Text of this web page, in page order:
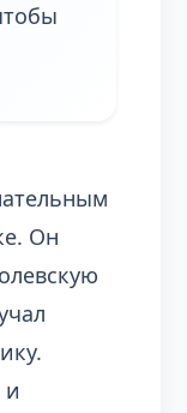
Он
и